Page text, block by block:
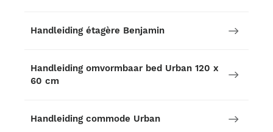
Handleiding étagère Benjamin
Handleiding omvormbaar bed Urban 120 x
60 cm
Handleiding commode Urban